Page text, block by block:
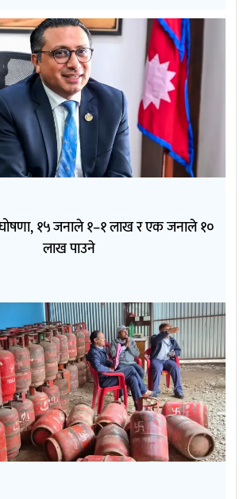
घोषणा, १५ जनाले १–१ लाख र एक जनाले १०
लाख पाउने